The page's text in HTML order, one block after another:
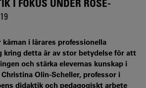
I FOKUS UNDER ROSE-
i lärares professionella
kring detta är av stor betydelse för att
och stärka elevernas kunskap i
Olin-Scheller, professor i
didaktik och pedagogiskt arbete